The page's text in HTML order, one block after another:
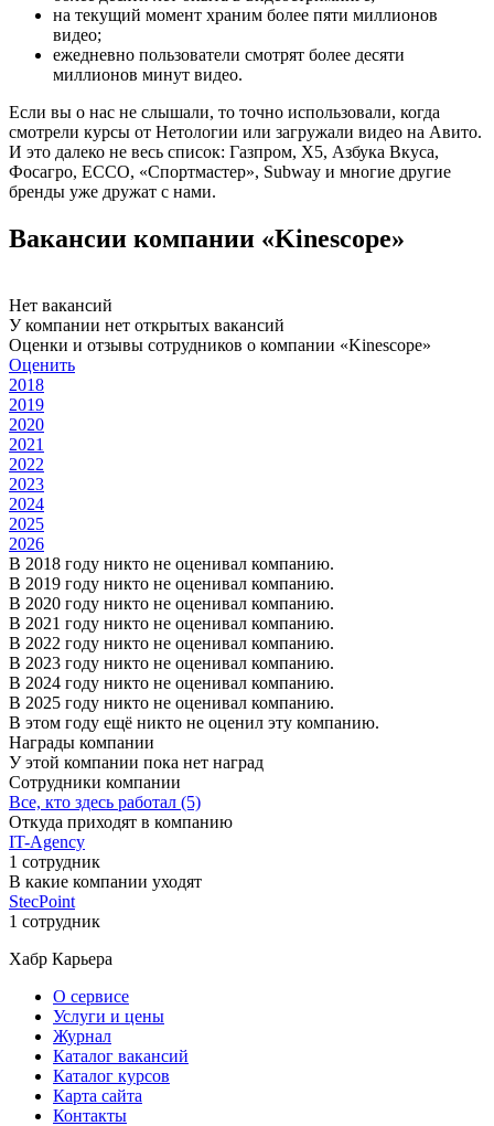
на текущий момент храним более пяти миллионов
видео;
ежедневно пользователи смотрят более десяти
миллионов минут видео.
Если вы о нас не слышали, то точно использовали, когда
смотрели курсы от Нетологии или загружали видео на Авито.
И это далеко не весь список: Газпром, Х5, Азбука Вкуса,
Фосагро, ECCO, «Спортмастер», Subway и многие другие
бренды уже дружат с нами.
Вакансии компании «Kinescope»
Нет вакансий
У компании нет открытых вакансий
Оценки и отзывы сотрудников о компании «Kinescope»
Оценить
2018
2019
2020
2021
2022
2023
2024
2025
2026
В 2018 году никто не оценивал компанию.
В 2019 году никто не оценивал компанию.
В 2020 году никто не оценивал компанию.
В 2021 году никто не оценивал компанию.
В 2022 году никто не оценивал компанию.
В 2023 году никто не оценивал компанию.
В 2024 году никто не оценивал компанию.
В 2025 году никто не оценивал компанию.
В этом году ещё никто не оценил эту компанию.
Награды компании
У этой компании пока нет наград
Сотрудники компании
Все, кто здесь работал (5)
Откуда приходят в компанию
IT-Agency
1 сотрудник
В какие компании уходят
StecPoint
1 сотрудник
Хабр Карьера
О сервисе
Услуги и цены
Журнал
Каталог вакансий
Каталог курсов
Карта сайта
Контакты